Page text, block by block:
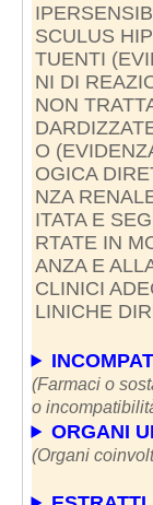
SCULUS
TUENTI
NI DI
NON
O
OGICA
NZA
ITATA E
RTATE IN
ANZA E
CLINICI
LINICHE
(Farmaci o
o
ORGANI
(Organi